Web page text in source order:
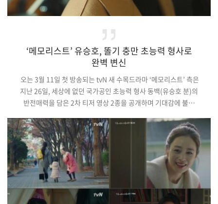
‘메모리스트’ 유승호, 똘기 충만 초능력 형사로
완벽 변신
오는 3월 11일 첫 방송되는 tvN 새 수목드라마 ‘메모리스트’ 측은
지난 26일, 세상에 없던 국가공인 초능력 형사 동백(유승호 분)의
반전매력을 담은 2차 티저 영상 2종을 공개하며 기대감에 불을
활약상에 뒷목잡는 구경탄 반장(고창석 분)의 모습은 신박한
브로맨스를 기대케 하며 웃음을 유발한다. 동백의 반전 활약상을
담은 2차 티저 영상을 접한 시청자들의 반응도 뜨겁다. 각종 SNS와
포털사이트 게시판에서는 “역시 말보다 행동이 먼저 나…